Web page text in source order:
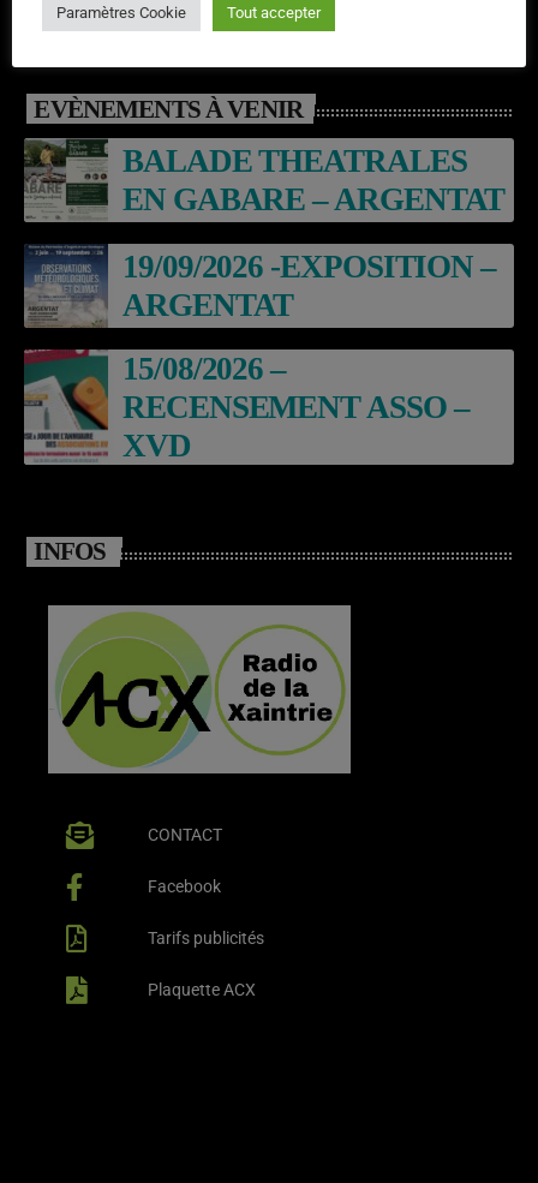
EVÈNEMENTS À VENIR
BALADE THEATRALES
EN GABARE – ARGENTAT
19/09/2026 -EXPOSITION –
ARGENTAT
15/08/2026 –
RECENSEMENT ASSO –
XVD
INFOS
CONTACT
Facebook
Tarifs publicités
Plaquette ACX
Paramètres Cookie Tout accepter